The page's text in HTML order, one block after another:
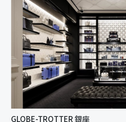
GLOBE-TROTTER 銀座